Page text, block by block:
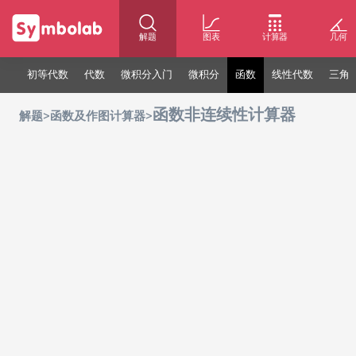
解题 图表 计算器 几何
初等代数 代数 微积分入门 微积分 函数 线性代数 三角
解题>函数及作图计算器>函数非连续性计算器